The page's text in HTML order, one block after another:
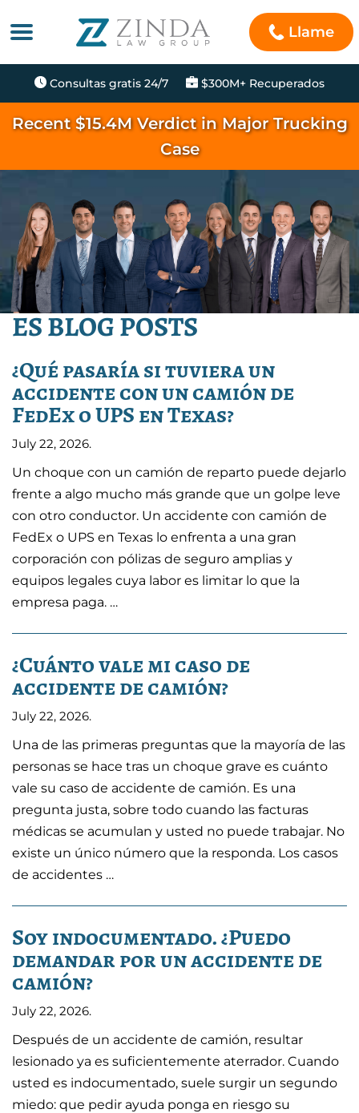
Llame
Consultas gratis 24/7 $300M+ Recuperados
Recent $15.4M Verdict in Major Trucking
Case
ES BLOG POSTS
¿Qué pasaría si tuviera un
accidente con un camión de
FedEx o UPS en Texas?
July 22, 2026.
Un choque con un camión de reparto puede dejarlo
frente a algo mucho más grande que un golpe leve
con otro conductor. Un accidente con camión de
FedEx o UPS en Texas lo enfrenta a una gran
corporación con pólizas de seguro amplias y
equipos legales cuya labor es limitar lo que la
empresa paga. …
¿Cuánto vale mi caso de
accidente de camión?
July 22, 2026.
Una de las primeras preguntas que la mayoría de las
personas se hace tras un choque grave es cuánto
vale su caso de accidente de camión. Es una
pregunta justa, sobre todo cuando las facturas
médicas se acumulan y usted no puede trabajar. No
existe un único número que la responda. Los casos
de accidentes …
Soy indocumentado. ¿Puedo
demandar por un accidente de
camión?
July 22, 2026.
Después de un accidente de camión, resultar
lesionado ya es suficientemente aterrador. Cuando
usted es indocumentado, suele surgir un segundo
miedo: que pedir ayuda ponga en riesgo su